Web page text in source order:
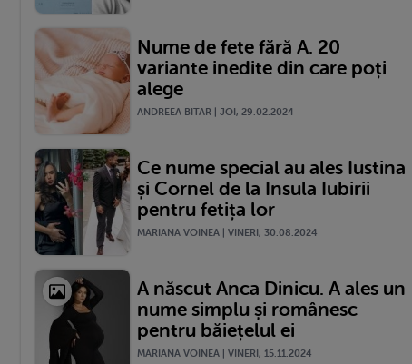
Nume de fete fără A. 20
variante inedite din care poți
alege
ANDREEA BITAR | JOI, 29.02.2024
Ce nume special au ales Iustina
și Cornel de la Insula Iubirii
pentru fetița lor
MARIANA VOINEA | VINERI, 30.08.2024
A născut Anca Dinicu. A ales un
nume simplu și românesc
pentru băiețelul ei
MARIANA VOINEA | VINERI, 15.11.2024